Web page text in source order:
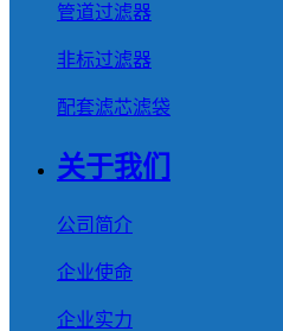
管道过滤器
非标过滤器
配套滤芯滤袋
关于我们
公司简介
企业使命
企业实力